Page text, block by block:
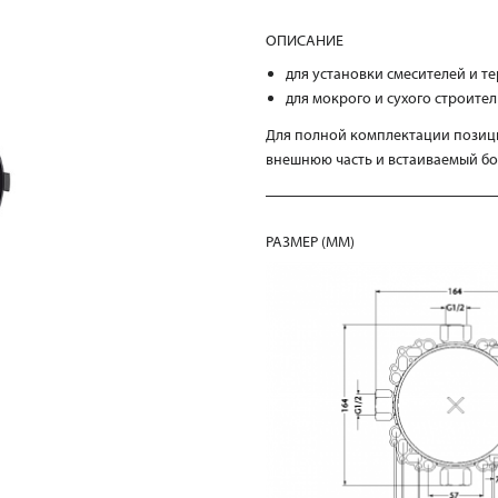
ОПИСАНИЕ
для установки смесителей и
для мокрого и сухого
Для полной комплектации
внешнюю часть и встаиваемый
РАЗМЕР (MM)